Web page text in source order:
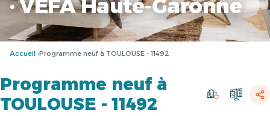
· VEFA Haute-Garonne
Accueil Programme neuf à TOULOUSE - 11492
Programme neuf à
TOULOUSE - 11492